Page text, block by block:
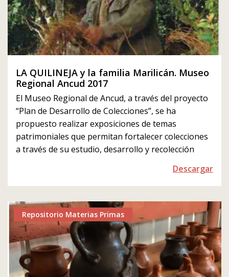
LA QUILINEJA y la familia Marilicán. Museo
Regional Ancud 2017
El Museo Regional de Ancud, a través del proyecto
“Plan de Desarrollo de Colecciones”, se ha
propuesto realizar exposiciones de temas
patrimoniales que permitan fortalecer colecciones
a través de su estudio, desarrollo y recolección
Descargar
Repositorio Materias Primas